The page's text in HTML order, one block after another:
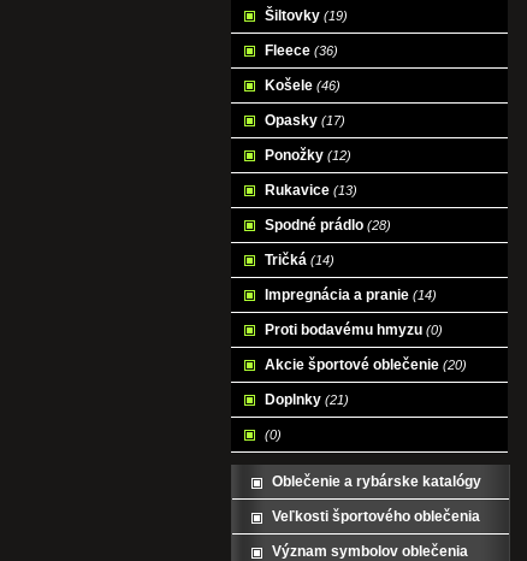
Šiltovky (19)
Fleece (36)
Košele (46)
Opasky (17)
Ponožky (12)
Rukavice (13)
Spodné prádlo (28)
Tričká (14)
Impregnácia a pranie (14)
Proti bodavému hmyzu (0)
Akcie športové oblečenie (20)
Doplnky (21)
(0)
Oblečenie a rybárske katalógy
Veľkosti športového oblečenia
Význam symbolov oblečenia